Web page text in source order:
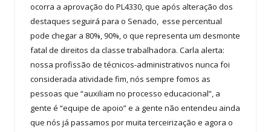
ocorra a aprovação do PL4330, que após alteração dos
destaques seguirá para o Senado, esse percentual
pode chegar a 80%, 90%, o que representa um desmonte
fatal de direitos da classe trabalhadora. Carla alerta:
nossa profissão de técnicos-administrativos nunca foi
considerada atividade fim, nós sempre fomos as
pessoas que “auxiliam no processo educacional”, a
gente é “equipe de apoio” e a gente não entendeu ainda
que nós já passamos por muita terceirização e agora o